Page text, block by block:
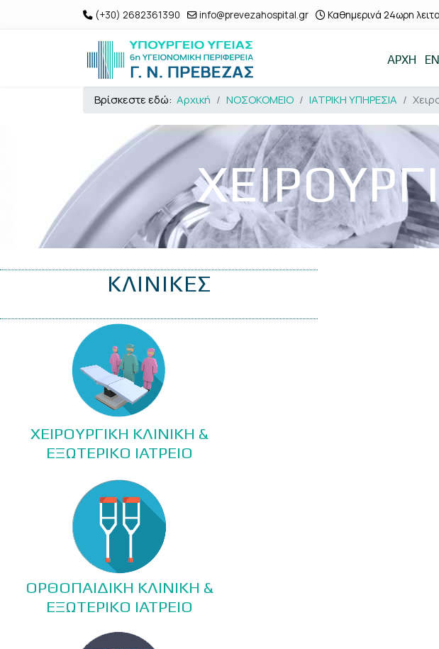
(+30) 2682361390 info@prevezahospital.gr Καθημερινά 24ωρη
ΑΡΧΗ
Βρίσκεστε εδώ: Αρχική ΝΟΣΟΚΟΜΕΙΟ ΙΑΤΡΙΚΗ ΥΠΗΡΕΣΙΑ
ΚΛΙΝΙΚΕΣ
ΧΕΙΡΟΥΡΓΙΚΗ ΚΛΙΝΙΚΗ &
ΕΞΩΤΕΡΙΚΟ ΙΑΤΡΕΙΟ
ΟΡΘΟΠΑΙΔΙΚΗ ΚΛΙΝΙΚΗ &
ΕΞΩΤΕΡΙΚΟ ΙΑΤΡΕΙΟ